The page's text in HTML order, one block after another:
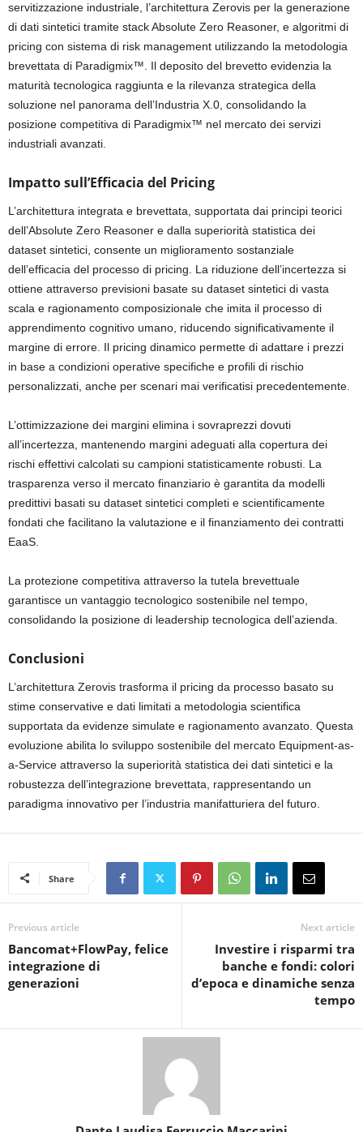
servitizzazione industriale, l’architettura Zerovis per la generazione
di dati sintetici tramite stack Absolute Zero Reasoner, e algoritmi di
pricing con sistema di risk management utilizzando la metodologia
brevettata di Paradigmix™. Il deposito del brevetto evidenzia la
maturità tecnologica raggiunta e la rilevanza strategica della
soluzione nel panorama dell’Industria X.0, consolidando la
posizione competitiva di Paradigmix™ nel mercato dei servizi
industriali avanzati.
Impatto sull’Efficacia del Pricing
L’architettura integrata e brevettata, supportata dai principi teorici
dell’Absolute Zero Reasoner e dalla superiorità statistica dei
dataset sintetici, consente un miglioramento sostanziale
dell’efficacia del processo di pricing. La riduzione dell’incertezza si
ottiene attraverso previsioni basate su dataset sintetici di vasta
scala e ragionamento composizionale che imita il processo di
apprendimento cognitivo umano, riducendo significativamente il
margine di errore. Il pricing dinamico permette di adattare i prezzi
in base a condizioni operative specifiche e profili di rischio
personalizzati, anche per scenari mai verificatisi precedentemente.
L’ottimizzazione dei margini elimina i sovraprezzi dovuti
all’incertezza, mantenendo margini adeguati alla copertura dei
rischi effettivi calcolati su campioni statisticamente robusti. La
trasparenza verso il mercato finanziario è garantita da modelli
predittivi basati su dataset sintetici completi e scientificamente
fondati che facilitano la valutazione e il finanziamento dei contratti
EaaS.
La protezione competitiva attraverso la tutela brevettuale
garantisce un vantaggio tecnologico sostenibile nel tempo,
consolidando la posizione di leadership tecnologica dell’azienda.
Conclusioni
L’architettura Zerovis trasforma il pricing da processo basato su
stime conservative e dati limitati a metodologia scientifica
supportata da evidenze simulate e ragionamento avanzato. Questa
evoluzione abilita lo sviluppo sostenibile del mercato Equipment-as-
a-Service attraverso la superiorità statistica dei dati sintetici e la
robustezza dell’integrazione brevettata, rappresentando un
paradigma innovativo per l’industria manifatturiera del futuro.
Share
Previous article
Bancomat+FlowPay, felice
integrazione di
generazioni
Next article
Investire i risparmi tra
banche e fondi: colori
d’epoca e dinamiche senza
tempo